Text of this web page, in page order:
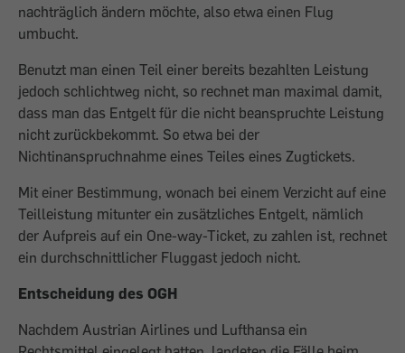
nachträglich ändern möchte, also etwa einen Flug
umbucht.
Benutzt man einen Teil einer bereits bezahlten Leistung
jedoch schlichtweg nicht, so rechnet man maximal damit,
dass man das Entgelt für die nicht beanspruchte Leistung
nicht zurückbekommt. So etwa bei der
Nichtinanspruchnahme eines Teiles eines Zugtickets.
Mit einer Bestimmung, wonach bei einem Verzicht auf eine
Teilleistung mitunter ein zusätzliches Entgelt, nämlich
der Aufpreis auf ein One-way-Ticket, zu zahlen ist, rechnet
ein durchschnittlicher Fluggast jedoch nicht.
Entscheidung des OGH
Nachdem Austrian Airlines und Lufthansa ein